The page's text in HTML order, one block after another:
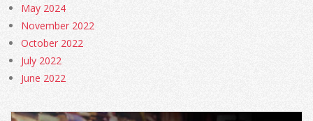
May 2024
November 2022
October 2022
July 2022
June 2022